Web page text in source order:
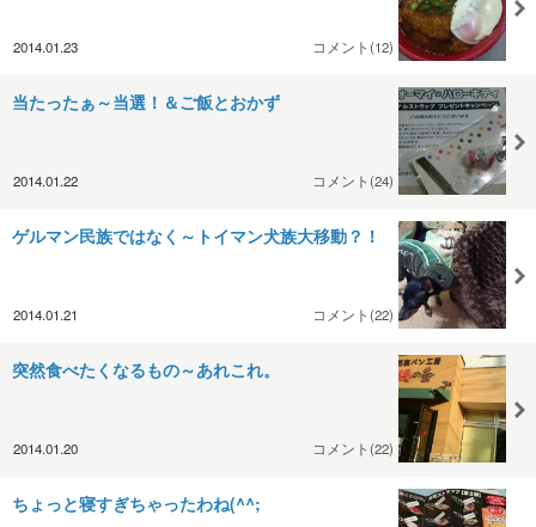
2014.01.23 コメント(12)
当たったぁ～当選！＆ご飯とおかず
2014.01.22 コメント(24)
ゲルマン民族ではなく～トイマン犬族大移動？！
2014.01.21 コメント(22)
突然食べたくなるもの～あれこれ。
2014.01.20 コメント(22)
ちょっと寝すぎちゃったわね(^^;